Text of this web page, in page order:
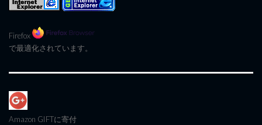
Firefox
で最適化されています。
Amazon GIFTに寄付